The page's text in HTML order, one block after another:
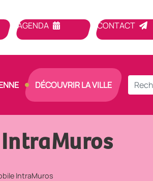
AGENDA CONTACT
DÉCOUVRIR LA VILLE
IntraMuros